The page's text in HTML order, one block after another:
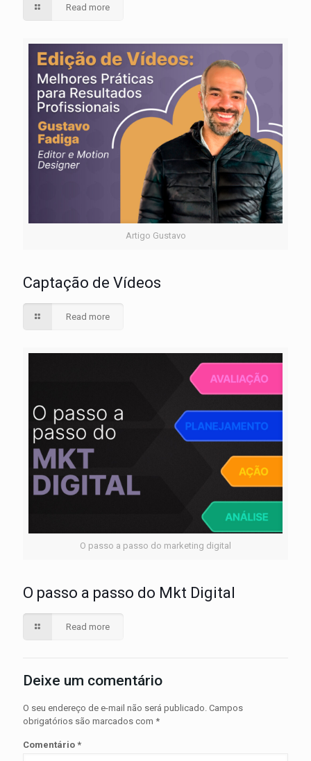
Read more
Artigo Gustavo
Captação de Vídeos
Read more
O passo a passo do marketing digital
O passo a passo do Mkt Digital
Read more
Deixe um comentário
O seu endereço de e-mail não será publicado. Campos
obrigatórios são marcados com *
Comentário *